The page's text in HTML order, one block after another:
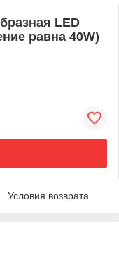
LED
равна 40W)
Условия возврата